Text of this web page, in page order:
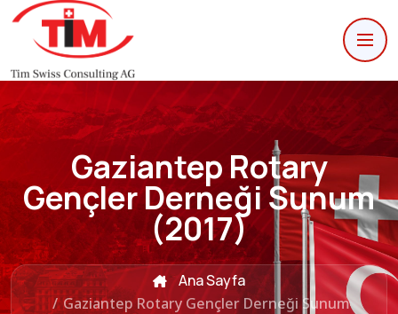
Gaziantep Rotary
Gençler Derneği Sunum
(2017)
Ana Sayfa
/Gaziantep Rotary Gençler Derneği Sunum